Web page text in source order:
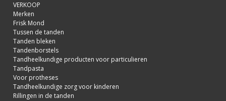
VERKOOP
Merken
Frisk Mond
Tussen de tanden
Tanden bleken
Tandenborstels
Tandheelkundige producten voor particulieren
Tandpasta
Voor protheses
Tandheelkundige zorg voor kinderen
Rillingen in de tanden